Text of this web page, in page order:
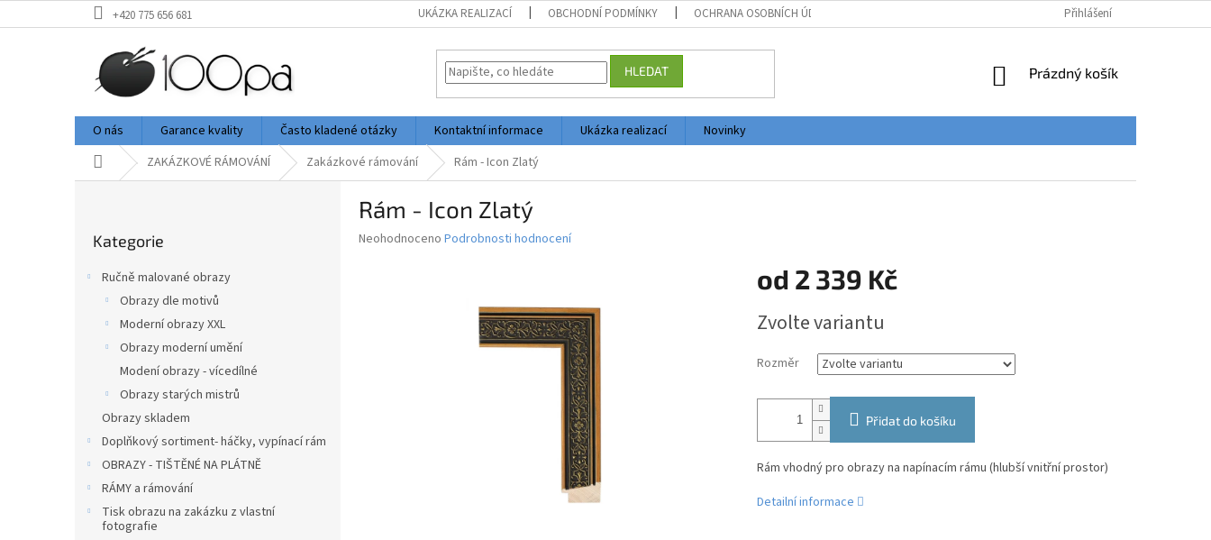
na
+420 775 656 681 UKÁZKA REALIZACÍ OBCHODNÍ PODMÍNKY OCHRANA OSOBNÍCH ÚDAJŮ Přihlášení
HLEDAT
NÁKUPNÍ
Prázdný košík
O nás Garance kvality Často kladené otázky Kontaktní informace Ukázka realizací
Novinky
Domů ZAKÁZKOVÉ RÁMOVÁNÍ Zakázkové rámování Rám - Icon Zlatý
kategorie
Kategorie
Ručně malované obrazy
Obrazy dle motivů
Moderní obrazy XXL
Obrazy moderní umění
Modení obrazy - vícedílné
Obrazy starých mistrů
Obrazy skladem
Doplňkový sortiment- háčky, vypínací rám
OBRAZY - TIŠTĚNÉ NA PLÁTNĚ
RÁMY a rámování
Tisk obrazu na zakázku z vlastní
fotografie
Rám - Icon Zlatý
Průměrné
Neohodnoceno Podrobnosti hodnocení
od 2 339 Kč
cena:
Zvolte variantu
Rozměr
Přidat do košíku
Rám vhodný pro obrazy na napínacím rámu (hlubší vnitřní prostor)
Detailní informace